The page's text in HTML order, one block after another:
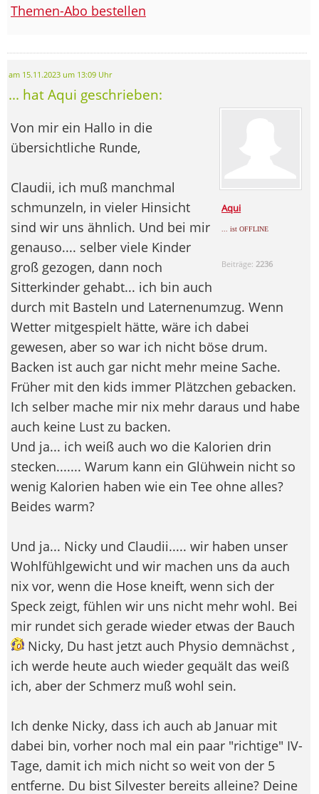
Themen-Abo bestellen
am 15.11.2023 um 13:09 Uhr
... hat Aqui geschrieben:
Aqui
... ist OFFLINE
Beiträge: 2236
Von mir ein Hallo in die
übersichtliche Runde,
Claudii, ich muß manchmal
schmunzeln, in vieler Hinsicht
sind wir uns ähnlich. Und bei mir
genauso.... selber viele Kinder
groß gezogen, dann noch
Sitterkinder gehabt... ich bin auch
durch mit Basteln und Laternenumzug. Wenn
Wetter mitgespielt hätte, wäre ich dabei
gewesen, aber so war ich nicht böse drum.
Backen ist auch gar nicht mehr meine Sache.
Früher mit den kids immer Plätzchen gebacken.
Ich selber mache mir nix mehr daraus und habe
auch keine Lust zu backen.
Und ja... ich weiß auch wo die Kalorien drin
stecken....... Warum kann ein Glühwein nicht so
wenig Kalorien haben wie ein Tee ohne alles?
Beides warm?
Und ja... Nicky und Claudii..... wir haben unser
Wohlfühlgewicht und wir machen uns da auch
nix vor, wenn die Hose kneift, wenn sich der
Speck zeigt, fühlen wir uns nicht mehr wohl. Bei
mir rundet sich gerade wieder etwas der Bauch
Nicky, Du hast jetzt auch Physio demnächst ,
ich werde heute auch wieder gequält das weiß
ich, aber der Schmerz muß wohl sein.
Ich denke Nicky, dass ich auch ab Januar mit
dabei bin, vorher noch mal ein paar "richtige" IV-
Tage, damit ich mich nicht so weit von der 5
entferne. Du bist Silvester bereits alleine? Deine